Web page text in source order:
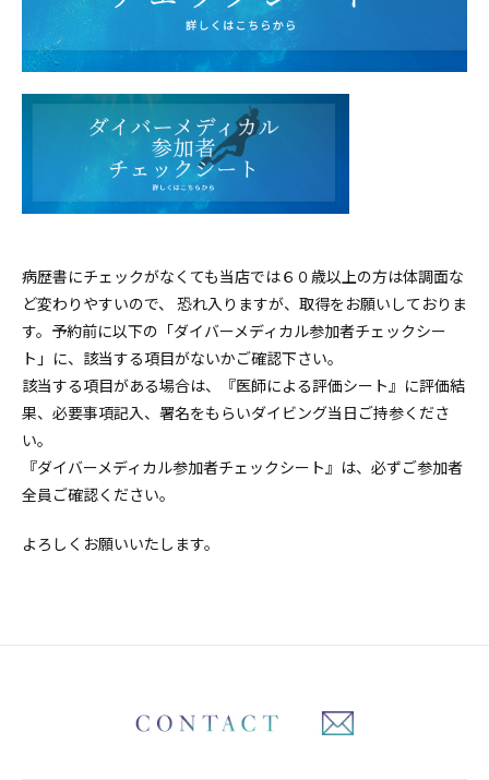
病歴書にチェックがなくても当店では６０歳以上の方は体調面な
ど変わりやすいので、 恐れ入りますが、取得をお願いしておりま
す。予約前に以下の「ダイバーメディカル参加者チェックシー
ト」に、該当する項目がないかご確認下さい。
該当する項目がある場合は、『医師による評価シート』に評価結
果、必要事項記入、署名をもらいダイビング当日ご持参くださ
い。
『ダイバーメディカル参加者チェックシート』は、必ずご参加者
全員ご確認ください。
よろしくお願いいたします。